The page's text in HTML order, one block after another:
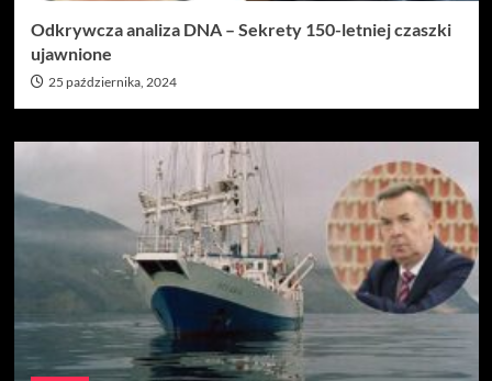
Odkrywcza analiza DNA – Sekrety 150-letniej czaszki
ujawnione
25 października, 2024